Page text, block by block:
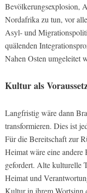
Bevölkerungsexplosion,
Nordafrika zu tun, vor
Asyl- und
quälenden
Nahen Osten umgeleitet
Kultur als
Langfristig wäre dann
transformieren. Dies ist
Für die Bereitschaft zur
Heimat wäre eine
gefordert. Alte kulturelle
Heimat und
Kultur in ihrem Wortsinn